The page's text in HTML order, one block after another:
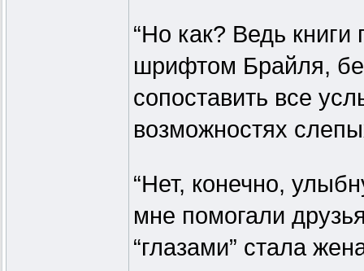
“Но как? Ведь
шрифтом Брайля,
сопоставить все
возможностях
“Нет, конечно,
мне помогали
“глазами” стала